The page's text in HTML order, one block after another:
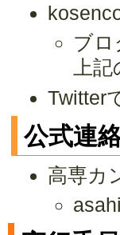
ブ
上
Twitter
公式連
高専カ